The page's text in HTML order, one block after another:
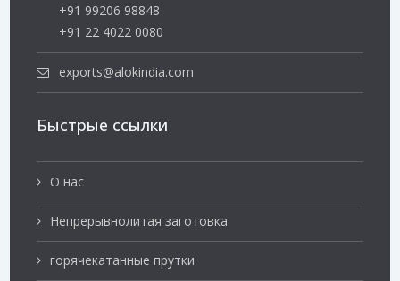
+91 99206 98848
+91 22 4022 0080
exports@alokindia.com
Быстрые ссылки
О нас
Непрерывнолитая заготовка
горячекатанные прутки